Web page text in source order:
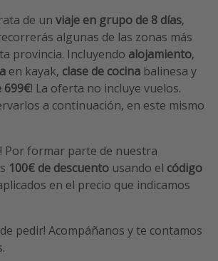
de un viaje en grupo de 8 días,
algunas de las zonas más
provincia. Incluyendo alojamiento,
en kayak, clase de cocina balinesa y
699€! La oferta no incluye vuelos.
a continuación, en este mismo
Por formar parte de nuestra
100€ de descuento usando el código
en el precio que indicamos
pedir! Acompáñanos y te contamos